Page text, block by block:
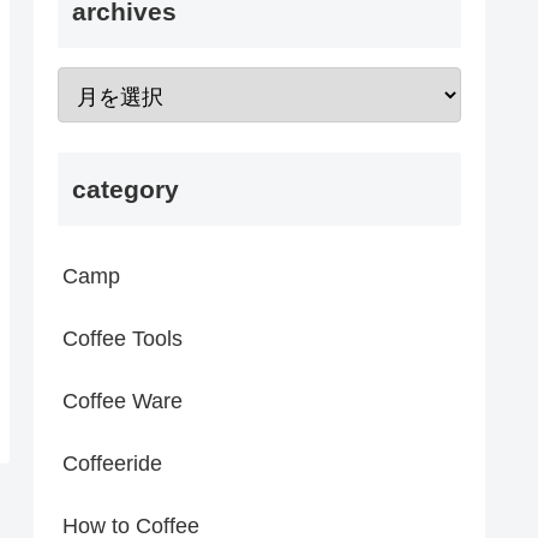
archives
category
Camp
Coffee Tools
Coffee Ware
Coffeeride
How to Coffee